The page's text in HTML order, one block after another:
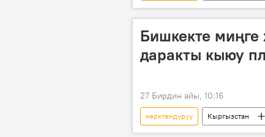
Бишкекте
даракты кыюу
27 Бирдин айы, 10:16
көрктөндүрүү Кыргызстан